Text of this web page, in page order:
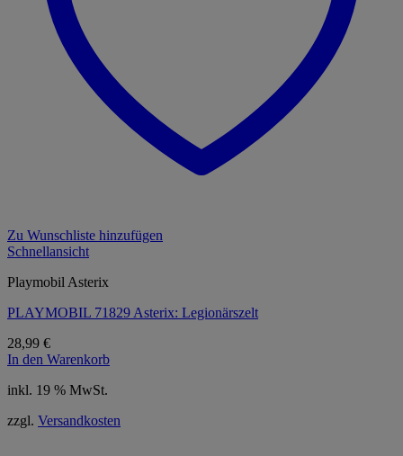
Zu Wunschliste hinzufügen
Schnellansicht
Playmobil Asterix
PLAYMOBIL 71829 Asterix: Legionärszelt
28,99 €
In den Warenkorb
inkl. 19 % MwSt.
zzgl. Versandkosten